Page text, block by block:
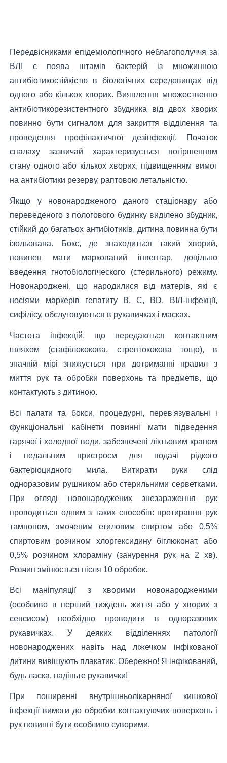
Передвісниками епідеміологічного неблагополуччя за
ВЛІ є поява штамів бактерій із множинною
антибіотикостійкістю в біологічних середовищах від
одного або кількох хворих. Виявлення множественно
антибіотикорезистентного збудника від двох хворих
повинно бути сигналом для закриття відділення та
проведення профілактичної дезінфекції. Початок
спалаху зазвичай характеризується погіршенням
стану одного або кількох хворих, підвищенням вимог
на антибіотики резерву, раптовою летальністю.
Якщо у новонародженого даного стаціонару або
переведеного з пологового будинку виділено збудник,
стійкий до багатьох антибіотиків, дитина повинна бути
ізольована. Бокс, де знаходиться такий хворий,
повинен мати маркований інвентар, доцільно
введення гнотобіологіческого (стерильного) режиму.
Новонароджені, що народилися від матерів, які є
носіями маркерів гепатиту В, С, BD, ВІЛ-інфекції,
сифілісу, обслуговуються в рукавичках і масках.
Частота інфекцій, що передаються контактним
шляхом (стафілококова, стрептококова тощо), в
значній мірі знижується при дотриманні правил з
миття рук та обробки поверхонь та предметів, що
контактують з дитиною.
Всі палати та бокси, процедурні, перев'язувальні і
функціональні кабінети повинні мати підведення
гарячої і холодної води, забезпечені ліктьовим краном
і педальним пристроєм для подачі рідкого
бактеріоцидного мила. Витирати руки слід
одноразовим рушником або стерильними серветками.
При огляді новонароджених знезараження рук
проводиться одним з таких способів: протирання рук
тампоном, змоченим етиловим спиртом або 0,5%
спиртовим розчином хлоргексидину біглюконат, або
0,5% розчином хлораміну (занурення рук на 2 хв).
Розчин змінюється після 10 обробок.
Всі маніпуляції з хворими новонародженими
(особливо в перший тиждень життя або у хворих з
сепсисом) необхідно проводити в одноразових
рукавичках. У деяких відділеннях патології
новонароджених навіть над ліжечком інфікованої
дитини вивішують плакатик: Обережно! Я інфікований,
будь ласка, надіньте рукавички!
При поширенні внутрішньолікарняної кишкової
інфекції вимоги до обробки контактуючих поверхонь і
рук повинні бути особливо суворими.